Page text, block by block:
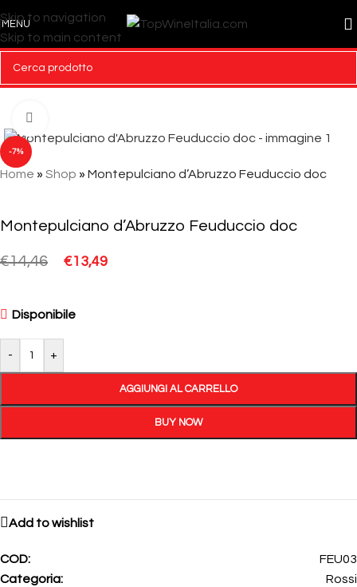
Skip to navigation
Skip to main content
MENU
-7%
Home » Shop » Montepulciano d’Abruzzo Feuduccio doc
Montepulciano d’Abruzzo Feuduccio doc
€14,46 €13,49
Disponibile
- +
AGGIUNGI AL CARRELLO
BUY NOW
Add to wishlist
COD:
FEU03
Categoria:
Rossi